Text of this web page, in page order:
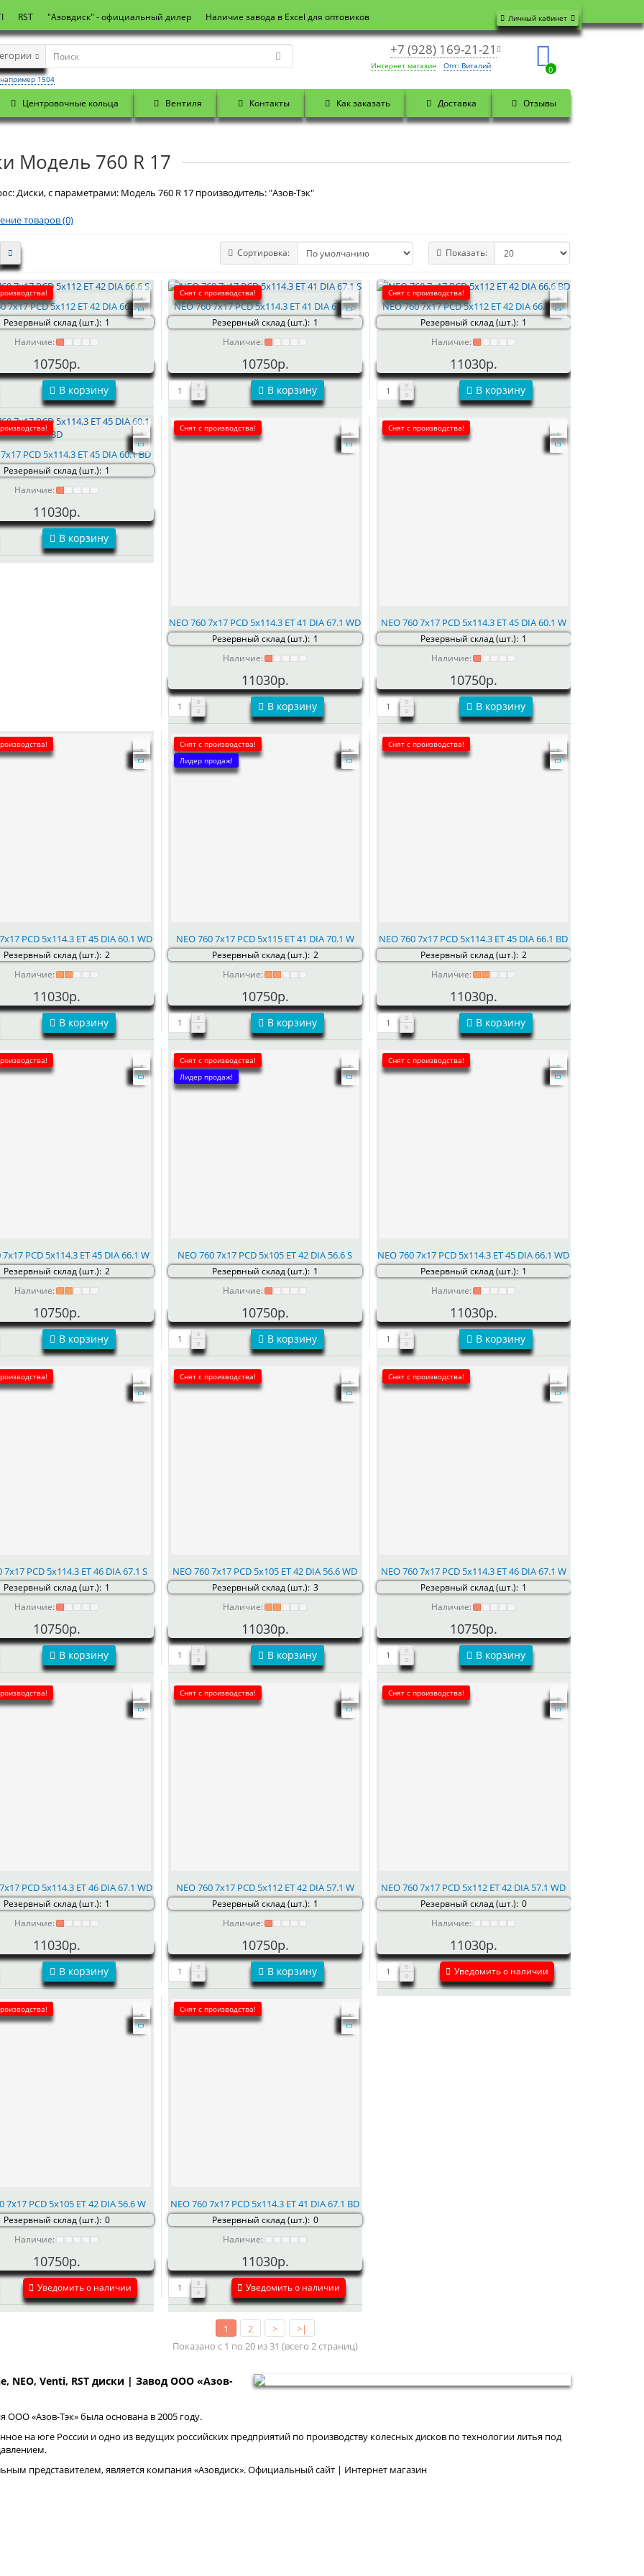
Личный кабинет
RST "Азовдиск" - официальный дилер Наличие завода в Excel для оптовиков
+7 (928) 169-21-21
Интернет магазин Опт: Виталий 0
например 1504
Центровочные кольца Вентиля Контакты Как заказать Доставка Отзывы
Модель 760 R 17
Диски, с параметрами: Модель 760 R 17 производитель: "Азов-Тэк"
товаров (0)
Сортировка: Показать:
7x17 PCD 5x112 ET 42 DIA 66.6 S
Резервный склад (шт.): 1
Наличие:
10750р.
В корзину
Снят с производства!
NEO 760 7x17 PCD 5x114.3 ET 41 DIA 67.1 S
Резервный склад (шт.): 1
Наличие:
10750р.
В корзину
Снят с производства!
NEO 760 7x17 PCD 5x112 ET 42 DIA 66.6 BD
Резервный склад (шт.): 1
Наличие:
11030р.
В корзину
PCD 5x114.3 ET 45 DIA 60.1 BD
Резервный склад (шт.): 1
Наличие:
11030р.
В корзину
Снят с производства!
NEO 760 7x17 PCD 5x114.3 ET 41 DIA 67.1 WD
Резервный склад (шт.): 1
Наличие:
11030р.
В корзину
Снят с производства!
NEO 760 7x17 PCD 5x114.3 ET 45 DIA 60.1 W
Резервный склад (шт.): 1
Наличие:
10750р.
В корзину
PCD 5x114.3 ET 45 DIA 60.1 WD
Резервный склад (шт.): 2
Наличие:
11030р.
В корзину
Снят с производства!
Лидер продаж!
NEO 760 7x17 PCD 5x115 ET 41 DIA 70.1 W
Резервный склад (шт.): 2
Наличие:
10750р.
В корзину
Снят с производства!
NEO 760 7x17 PCD 5x114.3 ET 45 DIA 66.1 BD
Резервный склад (шт.): 2
Наличие:
11030р.
В корзину
7x17 PCD 5x114.3 ET 45 DIA 66.1 W
Резервный склад (шт.): 2
Наличие:
10750р.
В корзину
Снят с производства!
Лидер продаж!
NEO 760 7x17 PCD 5x105 ET 42 DIA 56.6 S
Резервный склад (шт.): 1
Наличие:
10750р.
В корзину
Снят с производства!
NEO 760 7x17 PCD 5x114.3 ET 45 DIA 66.1 WD
Резервный склад (шт.): 1
Наличие:
11030р.
В корзину
7x17 PCD 5x114.3 ET 46 DIA 67.1 S
Резервный склад (шт.): 1
Наличие:
10750р.
В корзину
Снят с производства!
NEO 760 7x17 PCD 5x105 ET 42 DIA 56.6 WD
Резервный склад (шт.): 3
Наличие:
11030р.
В корзину
Снят с производства!
NEO 760 7x17 PCD 5x114.3 ET 46 DIA 67.1 W
Резервный склад (шт.): 1
Наличие:
10750р.
В корзину
PCD 5x114.3 ET 46 DIA 67.1 WD
Резервный склад (шт.): 1
Наличие:
11030р.
В корзину
Снят с производства!
NEO 760 7x17 PCD 5x112 ET 42 DIA 57.1 W
Резервный склад (шт.): 1
Наличие:
10750р.
В корзину
Снят с производства!
NEO 760 7x17 PCD 5x112 ET 42 DIA 57.1 WD
Резервный склад (шт.): 0
Наличие:
11030р.
Уведомить о наличии
7x17 PCD 5x105 ET 42 DIA 56.6 W
Резервный склад (шт.): 0
Наличие:
10750р.
Уведомить о наличии
Снят с производства!
NEO 760 7x17 PCD 5x114.3 ET 41 DIA 67.1 BD
Резервный склад (шт.): 0
Наличие:
11030р.
Уведомить о наличии
1 2 >
>|
Показано с 1 по 20 из 31 (всего 2 страниц)
NEO, Venti, RST диски | Завод ООО «Азов-
ООО «Азов-Тэк» была основана в 2005 году.
на юге России и одно из ведущих российских предприятий по производству колесных дисков по технологии литья под
представителем, является компания «Азовдиск». Официальный сайт | Интернет магазин